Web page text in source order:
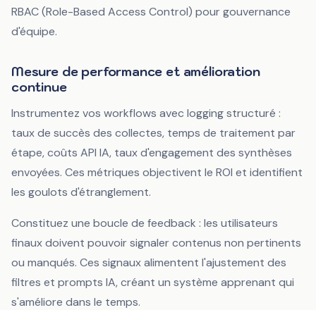
RBAC (Role-Based Access Control) pour gouvernance
d'équipe.
Mesure de performance et amélioration
continue
Instrumentez vos workflows avec logging structuré :
taux de succès des collectes, temps de traitement par
étape, coûts API IA, taux d'engagement des synthèses
envoyées. Ces métriques objectivent le ROI et identifient
les goulots d'étranglement.
Constituez une boucle de feedback : les utilisateurs
finaux doivent pouvoir signaler contenus non pertinents
ou manqués. Ces signaux alimentent l'ajustement des
filtres et prompts IA, créant un système apprenant qui
s'améliore dans le temps.